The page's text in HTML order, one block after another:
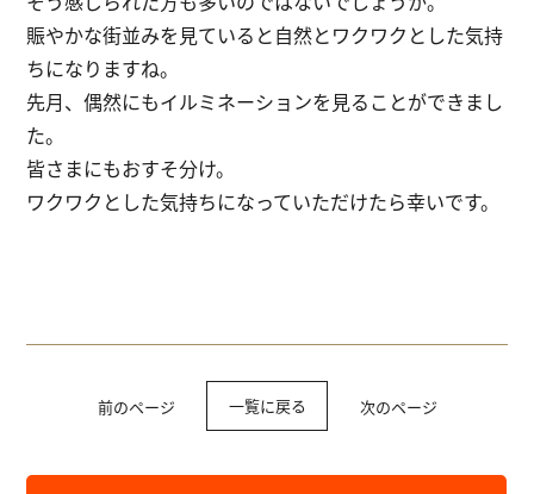
賑やかな街並みを見ていると自然とワクワクとした気持
ちになりますね。
先月、偶然にもイルミネーションを見ることができまし
た。
皆さまにもおすそ分け。
ワクワクとした気持ちになっていただけたら幸いです。
前のページ 一覧に戻る 次のページ